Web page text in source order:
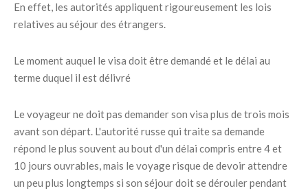
En effet, les autorités appliquent rigoureusement les lois
relatives au séjour des étrangers.
Le moment auquel le visa doit être demandé et le délai au
terme duquel il est délivré
Le voyageur ne doit pas demander son visa plus de trois mois
avant son départ. L'autorité russe qui traite sa demande
répond le plus souvent au bout d'un délai compris entre 4 et
10 jours ouvrables, mais le voyage risque de devoir attendre
un peu plus longtemps si son séjour doit se dérouler pendant